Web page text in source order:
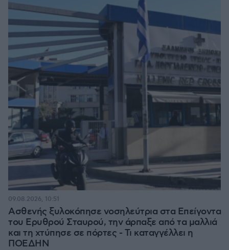
Ασθενής ξυλοκόπησε νοσηλεύτρια στα Επείγοντα
του Ερυθρού Σταυρού, την άρπαξε από τα μαλλιά
και τη χτύπησε σε πόρτες - Τι καταγγέλλει η
ΠΟΕΔΗΝ
09.08.2026, 10:51